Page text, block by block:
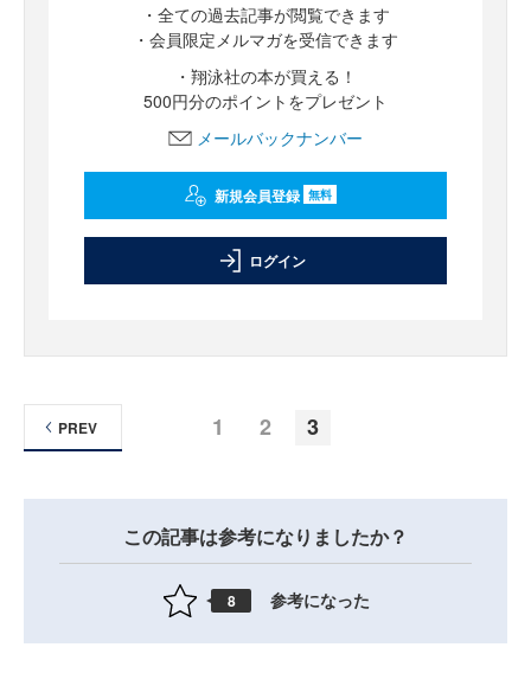
・全ての過去記事が閲覧できます
・会員限定メルマガを受信できます
・翔泳社の本が買える！
500円分のポイントをプレゼント
メールバックナンバー
新規会員登録 無料
ログイン
1 2 3
PREV
この記事は参考になりましたか？
8 参考になった